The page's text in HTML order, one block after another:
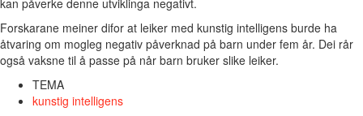
Forskarane meiner difor at leiker med kunstig intelligens burde ha
åtvaring om mogleg negativ påverknad på barn under fem år. Dei rår
også vaksne til å passe på når barn bruker slike leiker.
TEMA
kunstig intelligens